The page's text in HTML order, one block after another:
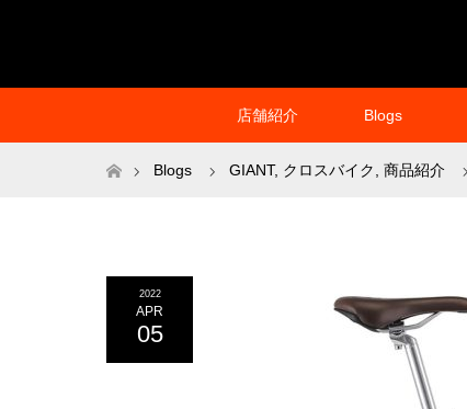
店舗紹介 Blogs
ホームBlogs GIANT, クロスバイク 商品紹介
2022
APR
05